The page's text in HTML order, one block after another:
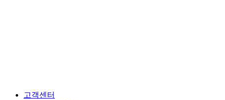
고객센터